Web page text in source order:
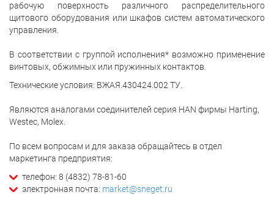
рабочую поверхность различного распределительного
щитового оборудования или шкафов систем автоматического
управления.
В соответствии с группой исполнения* возможно применение
винтовых, обжимных или пружинных контактов.
Технические условия: ВЖАЯ.430424.002 ТУ.
Являются аналогами соединителей серия HAN фирмы Harting,
Westec, Molex.
По всем вопросам и для заказа обращайтесь в отдел
маркетинга предприятия:
телефон: 8 (4832) 78-81-60
электронная почта: market@sneget.ru